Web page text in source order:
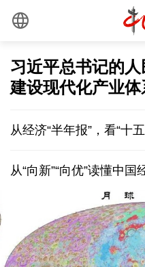
习近平总书记的
建设现代化产业体
从经济“半年报”，看“十
从“向新”“向优”读懂中国